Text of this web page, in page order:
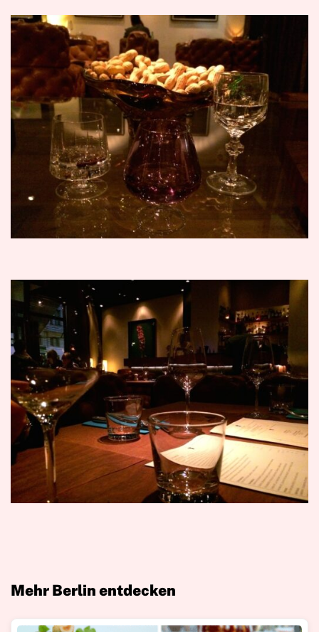
Mehr Berlin entdecken